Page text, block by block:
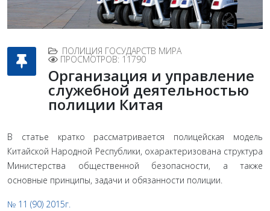
ПОЛИЦИЯ ГОСУДАРСТВ МИРА
ПРОСМОТРОВ: 11790
Организация и управление
служебной деятельностью
полиции Китая
В статье кратко рассматривается полицейская модель
Китайской Народной Республики, охарактеризована структура
Министерства общественной безопасности, а также
основные принципы, задачи и обязанности полиции.
№ 11 (90) 2015г.